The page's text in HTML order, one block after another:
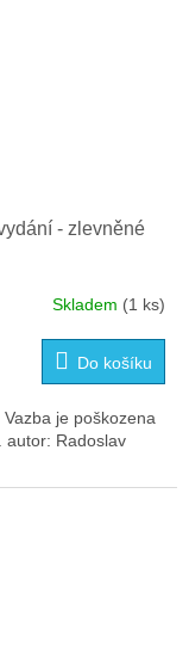
- zlevněné
Skladem (1 ks)
Do košíku
je poškozena
autor: Radoslav